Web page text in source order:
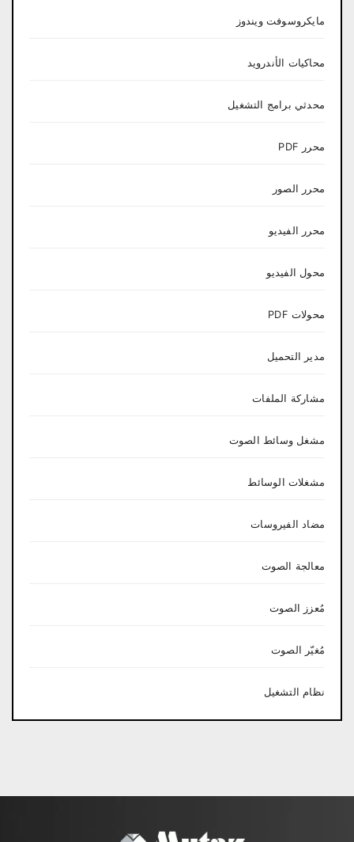
مايكروسوفت ويندوز
محاكيات الأندرويد
محدثي برامج التشغيل
محرر PDF
محرر الصور
محرر الفيديو
محول الفيديو
محولات PDF
مدير التحميل
مشاركة الملفات
مشغل وسائط الصوت
مشغلات الوسائط
مضاد الفيروسات
معالجة الصوت
مُعزز الصوت
مُغيّر الصوت
نظام التشغيل